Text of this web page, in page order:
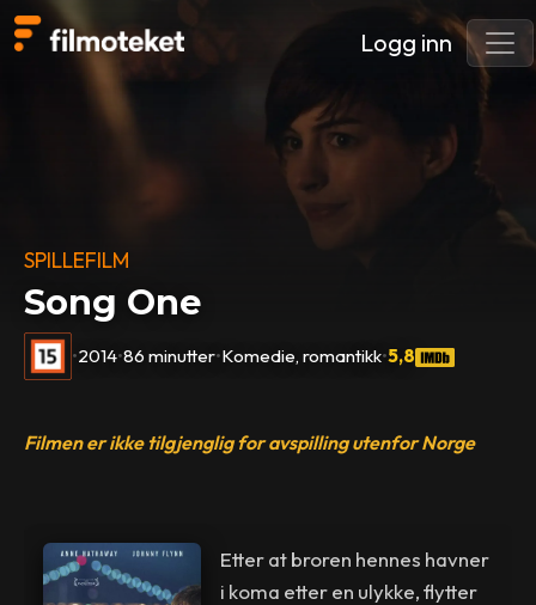
Logg inn
SPILLEFILM
Song One
•2014•86 minutter•Komedie, romantikk•5,8
Filmen er ikke tilgjenglig for avspilling utenfor Norge
Etter at broren hennes havner
i koma etter en ulykke, flytter